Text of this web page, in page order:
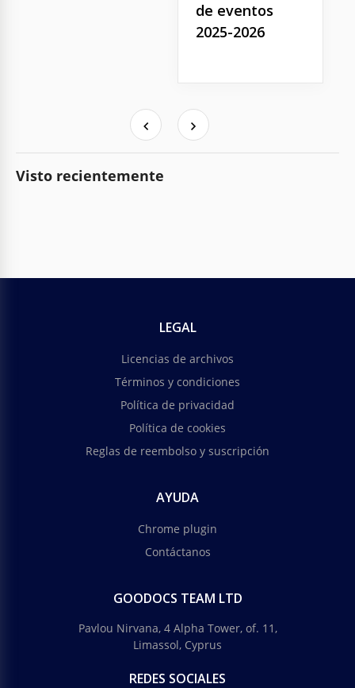
de eventos
2025-2026
Visto recientemente
LEGAL
Licencias de archivos
Términos y condiciones
Política de privacidad
Política de cookies
Reglas de reembolso y suscripción
AYUDA
Chrome plugin
Contáctanos
GOODOCS TEAM LTD
Pavlou Nirvana, 4 Alpha Tower, of. 11,
Limassol, Cyprus
REDES SOCIALES